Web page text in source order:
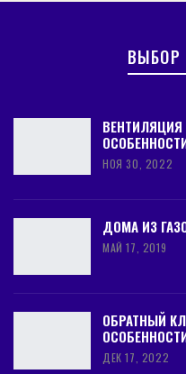
ВЫБОР
ВЕНТИЛЯЦИЯ
НОЯ 30, 2022
ДОМА ИЗ
МАЙ 17, 2019
ОБРАТНЫЙ
ДЕК 17, 2022